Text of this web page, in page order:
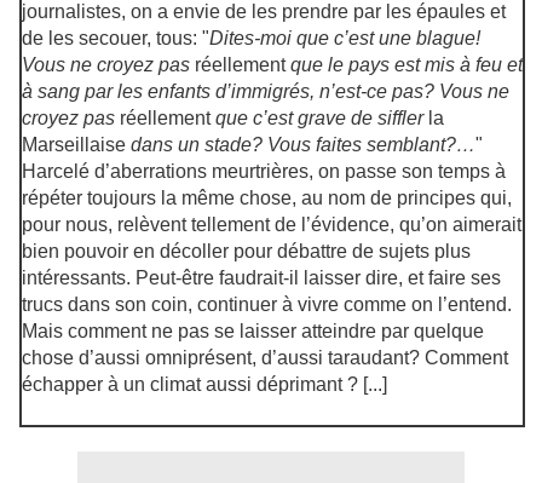
journalistes, on a envie de les prendre par les épaules et
de les secouer, tous: "Dites-moi que c’est une blague!
Vous ne croyez pas réellementque le pays est mis à feu et
à sang par les enfants d’immigrés, n’est-ce pas? Vous ne
croyez pas réellementque c’est grave de siffler la
Marseillaise dans un stade? Vous faites semblant?…"
Harcelé d’aberrations meurtrières, on passe son temps à
répéter toujours la même chose, au nom de principes qui,
pour nous, relèvent tellement de l’évidence, qu’on aimerait
bien pouvoir en décoller pour débattre de sujets plus
intéressants. Peut-être faudrait-il laisser dire, et faire ses
trucs dans son coin, continuer à vivre comme on l’entend.
Mais comment ne pas se laisser atteindre par quelque
chose d’aussi omniprésent, d’aussi taraudant? Comment
échapper à un climat aussi déprimant ? [...]